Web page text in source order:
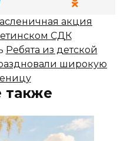
акция
СДК
Ребята из детской
широкую
также